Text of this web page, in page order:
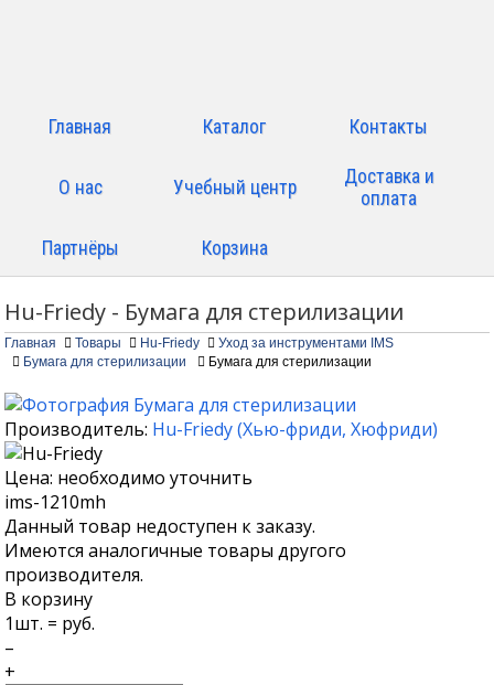
Главная Каталог Контакты
О нас Учебный центр
Доставка и
оплата
Партнёры Корзина
Hu-Friedy - Бумага для стерилизации
Главная Товары Hu-Friedy
Уход за инструментами IMS
Бумага для стерилизации
Бумага для стерилизации
Производитель: Hu-Friedy(Хью-фриди,Хюфриди)
Цена: необходимо уточнить
ims-1210mh
Данный товар недоступен к заказу.
Имеются аналогичные товары другого
производителя.
В корзину
1шт. = руб.
–
+